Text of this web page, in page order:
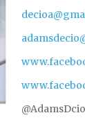
@AdamsDcio